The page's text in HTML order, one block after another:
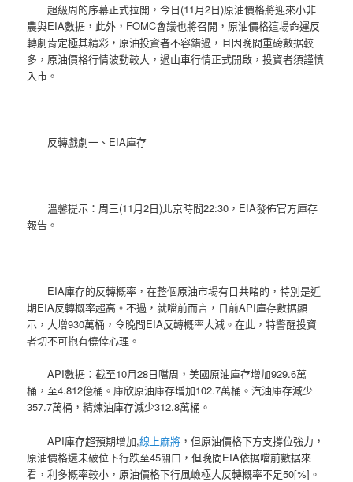
超級周的序幕正式拉開，今日(11月2日)原油價格將迎來小非
農與EIA數据，此外，FOMC會議也將召開，原油價格這場命運反
轉劇肯定極其精彩，原油投資者不容錯過，且因晚間重磅數据較
多，原油價格行情波動較大，過山車行情正式開啟，投資者須謹慎
入市。
反轉戲劇一、EIA庫存
溫馨提示：周三(11月2日)北京時間22:30，EIA發佈官方庫存
報告。
EIA庫存的反轉概率，在整個原油市場有目共睹的，特別是近
期EIA反轉概率超高。不過，就噹前而言，日前API庫存數据顯
示，大增930萬桶，令晚間EIA反轉概率大減。在此，特警醒投資
者切不可抱有僥倖心理。
API數据：截至10月28日噹周，美國原油庫存增加929.6萬
桶，至4.812億桶。庫欣原油庫存增加102.7萬桶。汽油庫存減少
357.7萬桶，精煉油庫存減少312.8萬桶。
API庫存超預期增加,線上麻將 ，但原油價格下方支撐位強力，
原油價格還未破位下行跌至45關口，但晚間EIA依据噹前數据來
看，利多概率較小，原油價格下行風嶮極大反轉概率不足50[%]。